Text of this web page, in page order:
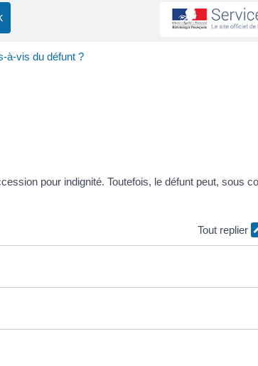
à-vis du défunt ?
pour indignité. Toutefois, le défunt peut, sous
Tout replier